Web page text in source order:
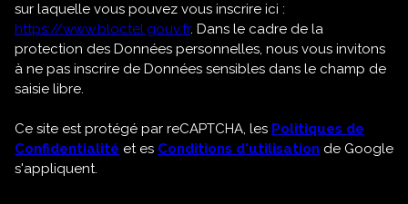
sur laquelle vous pouvez vous inscrire ici :
https://www.bloctel.gouv.fr. Dans le cadre de la
protection des Données personnelles, nous vous invitons
à ne pas inscrire de Données sensibles dans le champ de
saisie libre.
Ce site est protégé par reCAPTCHA, les Politiques de
Confidentialité et es Conditions d'utilisation de Google
s'appliquent.